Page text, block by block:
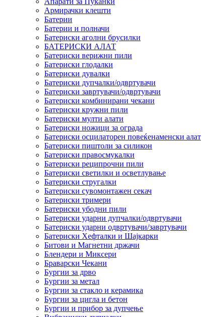
Армирачки клешти
Батерии
Батерии и полначи
Батериски аголни брусилки
БАТЕРИСКИ АЛАТ
Батериски верижни пили
Батериски глодалки
Батериски дувалки
Батериски дупчалки/одвртувачи
Батериски завртувачи/одвртувачи
Батериски комбинирани чекани
Батериски кружни пили
Батериски мулти алати
Батериски ножици за ограда
Батериски осцилаторен повеќенаменски алат
Батериски пиштоли за силикон
Батериски правосмукалки
Батериски реципрочни пили
Батериски светилки и осветлување
Батериски стругалки
Батериски сувомонтажен секач
Батериски тримери
Батериски убодни пили
Батериски ударни дупчалки/одвртувачи
Батериски ударни одвртувачи/завртувачи
Батериски Хефталки и Шајкарки
Битови и Магнетни држачи
Блендери и Миксери
Браварски Чекани
Бургии за дрво
Бургии за метал
Бургии за стакло и керамика
Бургии за цигла и бетон
Бургии и прибор за дупчење